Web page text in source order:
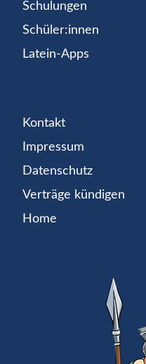
Schulungen
Schüler:innen
Latein-Apps
Kontakt
Impressum
Datenschutz
Verträge kündigen
Home